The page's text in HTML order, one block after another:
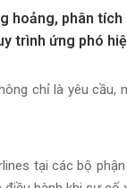
hoảng, phân
trình ứng phó
chỉ là yêu cầu,
tại các bộ